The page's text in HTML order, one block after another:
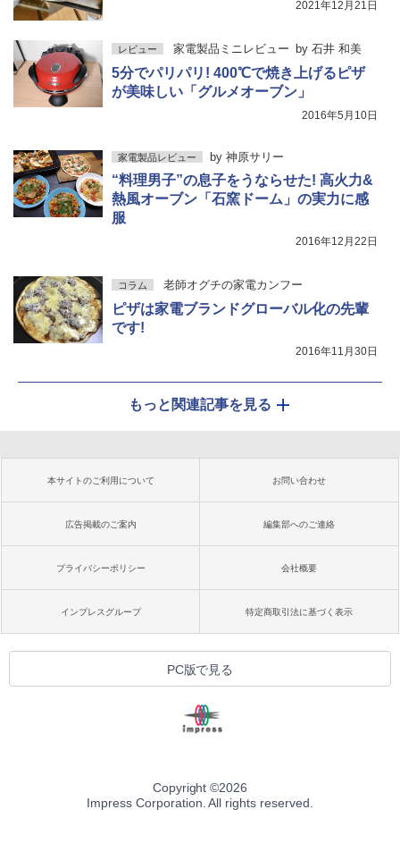
2021年12月21日
レビュー 家電製品ミニレビュー by 石井 和美
5分でパリパリ! 400℃で焼き上げるピザ
が美味しい「グルメオーブン」
2016年5月10日
家電製品レビュー by 神原サリー
“料理男子”の息子をうならせた! 高火力&
熱風オーブン「石窯ドーム」の実力に感
服
2016年12月22日
コラム 老師オグチの家電カンフー
ピザは家電ブランドグローバル化の先輩
です!
2016年11月30日
もっと関連記事を見る
本サイトのご利用について お問い合わせ
広告掲載のご案内 編集部へのご連絡
プライバシーポリシー 会社概要
インプレスグループ 特定商取引法に基づく表示
PC版で見る
Copyright ©2026
Impress Corporation. All rights reserved.